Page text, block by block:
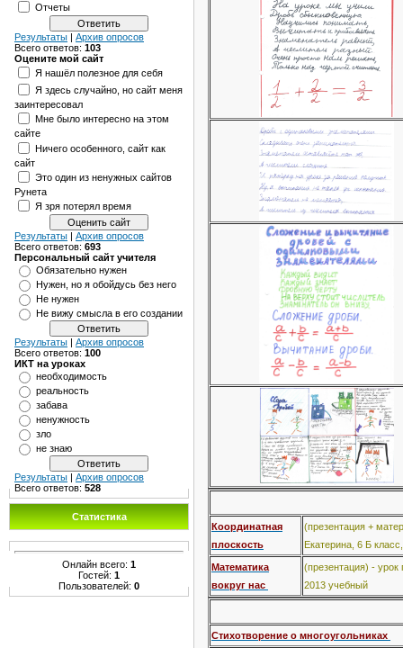
Отчеты
Результаты | Архив опросов
Всего ответов: 103
Оцените мой сайт
Я нашёл полезное для себя
Я здесь случайно, но сайт меня
заинтересовал
Мне было интересно на этом
сайте
Ничего особенного, сайт как
сайт
Это один из ненужных сайтов
Рунета
Я зря потерял время
Результаты | Архив опросов
Всего ответов: 693
Персональный сайт учителя
Обязательно нужен
Нужен, но я обойдусь без него
Не нужен
Не вижу смысла в его создании
Результаты | Архив опросов
Всего ответов: 100
ИКТ на уроках
необходимость
реальность
забава
ненужность
зло
не знаю
Результаты | Архив опросов
Всего ответов: 528
Статистика
Онлайн всего: 1
Гостей: 1
Пользователей: 0
Координатная
плоскость
(презентация +
Екатерина, 6 Б
Математика
вокруг нас
(презентация) -
2013 учебный
Стихотворение о многоугольниках